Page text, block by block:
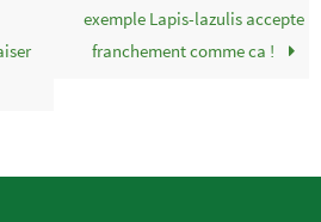
exemple Lapis-lazulis accepte
franchement comme ca !